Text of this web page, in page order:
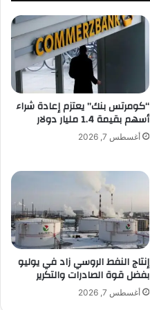
“كومرتس بنك” يعتزم إعادة شراء
أسهم بقيمة 1.4 مليار دولار
أغسطس 7, 2026
إنتاج النفط الروسي زاد في يوليو
بفضل قوة الصادرات والتكرير
أغسطس 7, 2026